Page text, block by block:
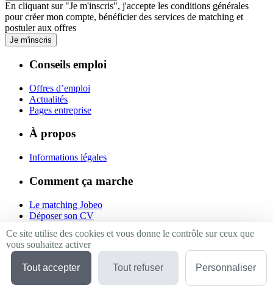
En cliquant sur "Je m'inscris", j'accepte les conditions générales
pour créer mon compte, bénéficier des services de matching et
postuler aux offres
Je m'inscris
Conseils emploi
Offres d’emploi
Actualités
Pages entreprise
À propos
Informations légales
Comment ça marche
Le matching Jobeo
Déposer son CV
Suivez-nous
Linkedin
Facebook
Ce site utilise des cookies et vous donne le contrôle sur ceux que
vous souhaitez activer
Tout accepter Tout refuser Personnaliser